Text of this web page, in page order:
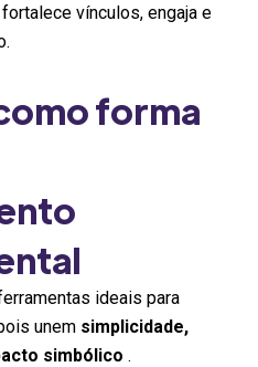
vínculos, engaja e
forma
ideais para
unem simplicidade,
simbólico .